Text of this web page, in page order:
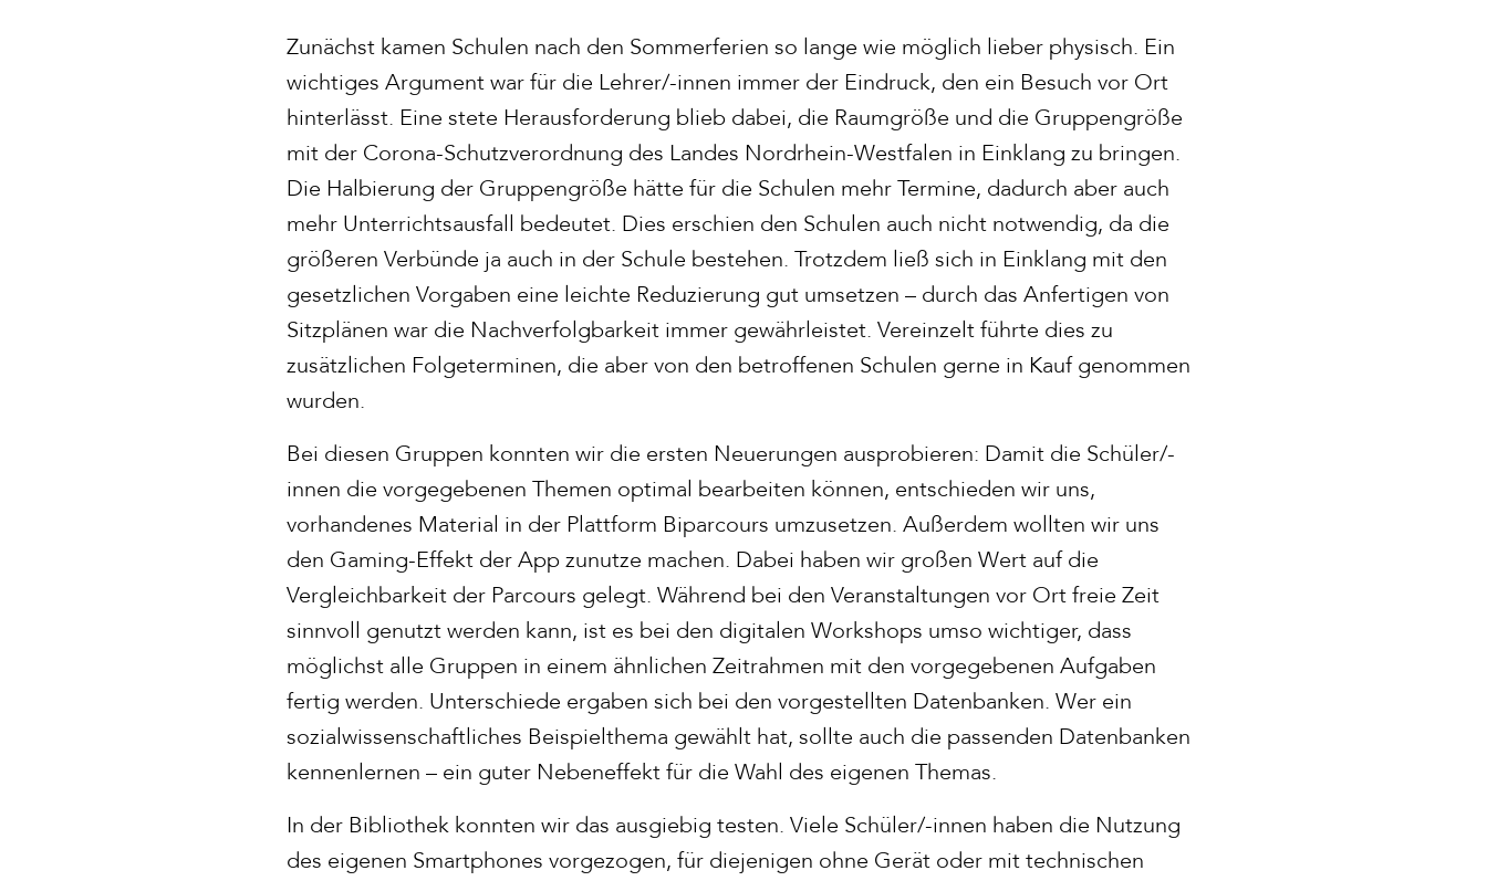
Zunächst kamen Schulen nach den Sommerferien so lange wie möglich lieber physisch. Ein
wichtiges Argument war für die Lehrer/-innen immer der Eindruck, den ein Besuch vor Ort
hinterlässt. Eine stete Herausforderung blieb dabei, die Raumgröße und die Gruppengröße
mit der Corona-Schutzverordnung des Landes Nordrhein-Westfalen in Einklang zu bringen.
Die Halbierung der Gruppengröße hätte für die Schulen mehr Termine, dadurch aber auch
mehr Unterrichtsausfall bedeutet. Dies erschien den Schulen auch nicht notwendig, da die
größeren Verbünde ja auch in der Schule bestehen. Trotzdem ließ sich in Einklang mit den
gesetzlichen Vorgaben eine leichte Reduzierung gut umsetzen – durch das Anfertigen von
Sitzplänen war die Nachverfolgbarkeit immer gewährleistet. Vereinzelt führte dies zu
zusätzlichen Folgeterminen, die aber von den betroffenen Schulen gerne in Kauf genommen
wurden.
Bei diesen Gruppen konnten wir die ersten Neuerungen ausprobieren: Damit die Schüler/-
innen die vorgegebenen Themen optimal bearbeiten können, entschieden wir uns,
vorhandenes Material in der Plattform Biparcours umzusetzen. Außerdem wollten wir uns
den Gaming-Effekt der App zunutze machen. Dabei haben wir großen Wert auf die
Vergleichbarkeit der Parcours gelegt. Während bei den Veranstaltungen vor Ort freie Zeit
sinnvoll genutzt werden kann, ist es bei den digitalen Workshops umso wichtiger, dass
möglichst alle Gruppen in einem ähnlichen Zeitrahmen mit den vorgegebenen Aufgaben
fertig werden. Unterschiede ergaben sich bei den vorgestellten Datenbanken. Wer ein
sozialwissenschaftliches Beispielthema gewählt hat, sollte auch die passenden Datenbanken
kennenlernen – ein guter Nebeneffekt für die Wahl des eigenen Themas.
In der Bibliothek konnten wir das ausgiebig testen. Viele Schüler/-innen haben die Nutzung
des eigenen Smartphones vorgezogen, für diejenigen ohne Gerät oder mit technischen